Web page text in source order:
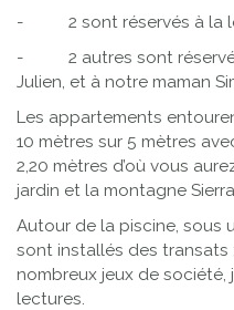
- 2 sont réservés à la
- 2 autres sont réservés
Julien, et à notre maman
Les appartements
10 mètres sur 5 mètres
2,20 mètres d’où vous
jardin et la montagne
Autour de la piscine, sous
sont installés des
nombreux jeux de société,
lectures.